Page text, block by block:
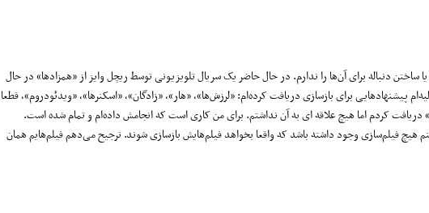
فیلم‌هایی را که ساخته‌ام محصول زمان و مکان خود بودند و علاقه‌ای به بازسازی یا ساختن دنباله برای آن‎‌ها را ندارم. در حال حاضر یک سریال تلویزیونی توسط ریچل وایز از «همزادها» در حال
پیشنهادهایی برای بازسازی دریافت کرده‌ام: «لرزش‌ها»، «هار»، «زادگان»، «اسکنر‌ها»، «ویدئودروم»، قطعا
کردم اما هیچ علاقه ای به آن نداشتم. برای من کاری است که انجامش داده‌ام و تمام شده است.
فیلم‌سازی وجود داشته باشد که واقعا بخواهد فیلم‌هایش بازسازی شوند. ترجیح می‌دهم فیلم‌هایم همان